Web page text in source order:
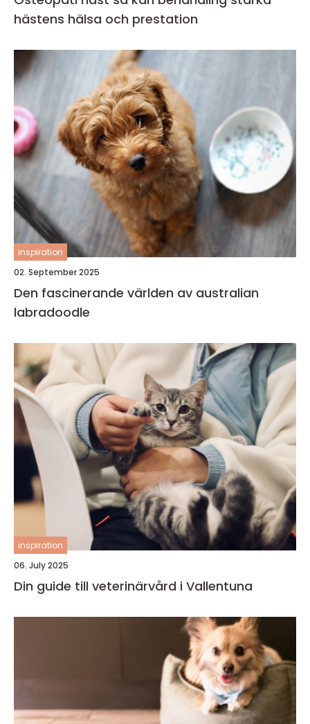
hästens hälsa och prestation
inspiration
02. September 2025
Den fascinerande världen av australian
labradoodle
inspiration
06. July 2025
Din guide till veterinärvård i Vallentuna